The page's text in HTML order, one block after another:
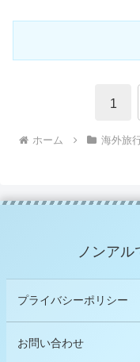
1
ホーム 海外旅
ノンアル
プライバシーポリシー
お問い合わせ